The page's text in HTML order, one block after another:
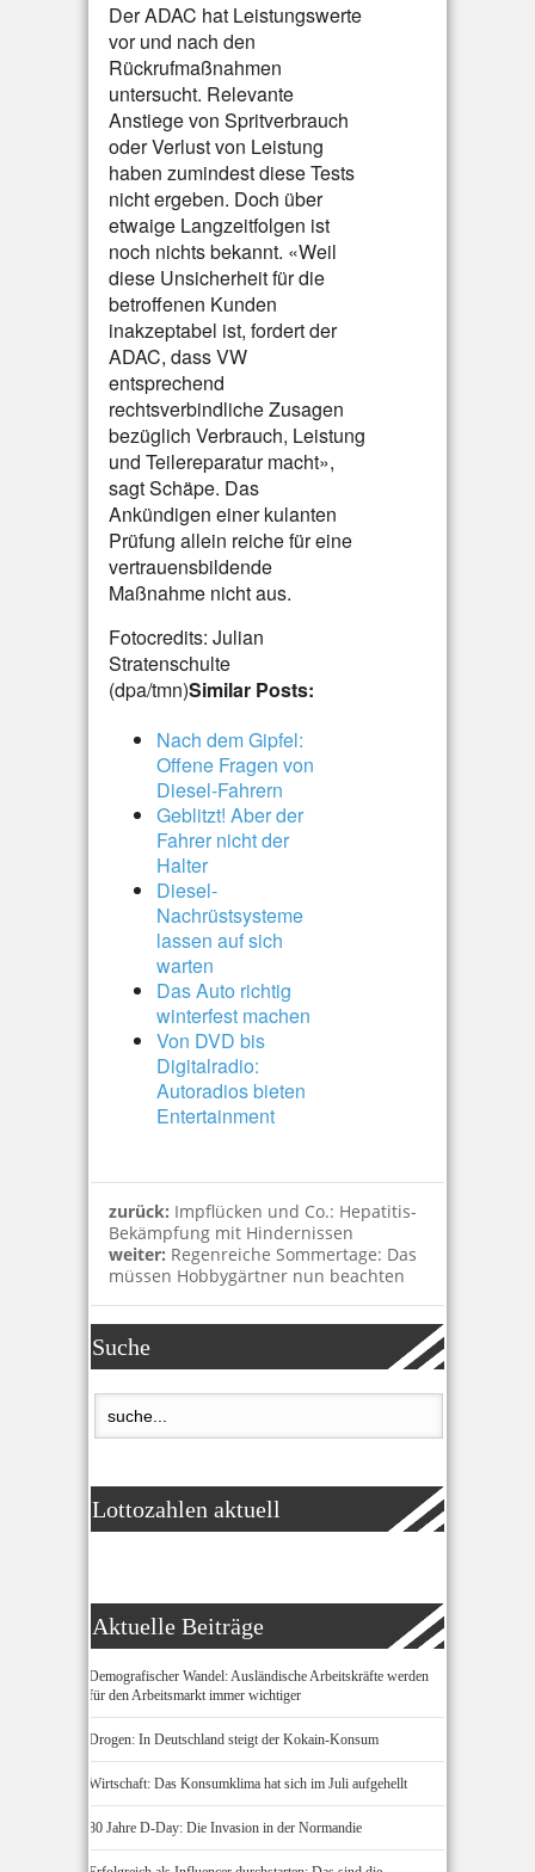
Der ADAC hat Leistungswerte
vor und nach den
Rückrufmaßnahmen
untersucht. Relevante
Anstiege von Spritverbrauch
oder Verlust von Leistung
haben zumindest diese Tests
nicht ergeben. Doch über
etwaige Langzeitfolgen ist
noch nichts bekannt. «Weil
diese Unsicherheit für die
betroffenen Kunden
inakzeptabel ist, fordert der
ADAC, dass VW
entsprechend
rechtsverbindliche Zusagen
bezüglich Verbrauch, Leistung
und Teilereparatur macht»,
sagt Schäpe. Das
Ankündigen einer kulanten
Prüfung allein reiche für eine
vertrauensbildende
Maßnahme nicht aus.
Fotocredits: Julian
Stratenschulte
(dpa/tmn)Similar Posts:
Nach dem Gipfel:
Offene Fragen von
Diesel-Fahrern
Geblitzt! Aber der
Fahrer nicht der
Halter
Diesel-
Nachrüstsysteme
lassen auf sich
warten
Das Auto richtig
winterfest machen
Von DVD bis
Digitalradio:
Autoradios bieten
Entertainment
zurück: Impflücken und Co.: Hepatitis-
Bekämpfung mit Hindernissen
weiter: Regenreiche Sommertage: Das
müssen Hobbygärtner nun beachten
Suche
Lottozahlen aktuell
Aktuelle Beiträge
Demografischer Wandel: Ausländische Arbeitskräfte werden
für den Arbeitsmarkt immer wichtiger
Drogen: In Deutschland steigt der Kokain-Konsum
Wirtschaft: Das Konsumklima hat sich im Juli aufgehellt
80 Jahre D-Day: Die Invasion in der Normandie